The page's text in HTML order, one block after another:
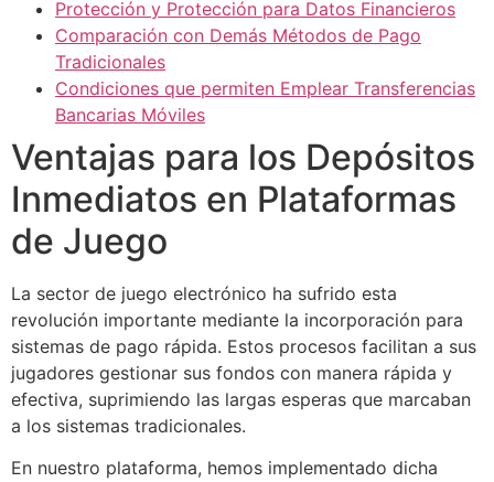
panel
panel
panel
panel
panel
panel
panel
panel
panel
panel
panel
Protección y Protección para Datos Financieros
Comparación con Demás Métodos de Pago
Tradicionales
Condiciones que permiten Emplear Transferencias
Bancarias Móviles
Ventajas para los Depósitos
Inmediatos en Plataformas
de Juego
La sector de juego electrónico ha sufrido esta
revolución importante mediante la incorporación para
sistemas de pago rápida. Estos procesos facilitan a sus
jugadores gestionar sus fondos con manera rápida y
efectiva, suprimiendo las largas esperas que marcaban
a los sistemas tradicionales.
En nuestro plataforma, hemos implementado dicha